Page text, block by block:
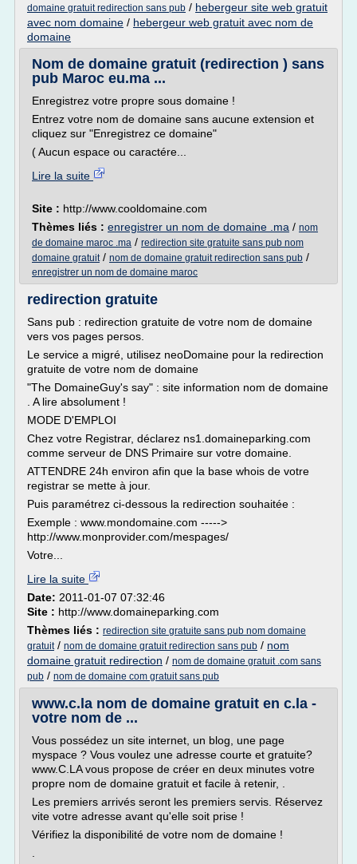
domaine gratuit redirection sans pub / hebergeur site web gratuit
avec nom domaine / hebergeur web gratuit avec nom de
domaine
Nom de domaine gratuit (redirection ) sans
pub Maroc eu.ma ...
Enregistrez votre propre sous domaine !
Entrez votre nom de domaine sans aucune extension et
cliquez sur "Enregistrez ce domaine"
( Aucun espace ou caractére...
Lire la suite
Site : http://www.cooldomaine.com
Thèmes liés : enregistrer un nom de domaine .ma / nom
de domaine maroc .ma / redirection site gratuite sans pub nom
domaine gratuit/ nom de domaine gratuit redirection sans pub /
enregistrer un nom de domaine maroc
redirection gratuite
Sans pub : redirection gratuite de votre nom de domaine
vers vos pages persos.
Le service a migré, utilisez neoDomaine pour la redirection
gratuite de votre nom de domaine
"The DomaineGuy's say" : site information nom de domaine
. A lire absolument !
MODE D'EMPLOI
Chez votre Registrar, déclarez ns1.domaineparking.com
comme serveur de DNS Primaire sur votre domaine.
ATTENDRE 24h environ afin que la base whois de votre
registrar se mette à jour.
Puis paramétrez ci-dessous la redirection souhaitée :
Exemple : www.mondomaine.com ----->
http://www.monprovider.com/mespages/
Votre...
Lire la suite
Date: 2011-01-07 07:32:46
Site : http://www.domaineparking.com
Thèmes liés : redirection site gratuite sans pub nom domaine
gratuit/ nom de domaine gratuit redirection sans pub / nom
domaine gratuit redirection / nom de domaine gratuit .com sans
pub / nom de domaine com gratuit sans pub
www.c.la nom de domaine gratuit en c.la -
votre nom de ...
Vous possédez un site internet, un blog, une page
myspace ? Vous voulez une adresse courte et gratuite?
www.C.LA vous propose de créer en deux minutes votre
propre nom de domaine gratuit et facile à retenir, .
Les premiers arrivés seront les premiers servis. Réservez
vite votre adresse avant qu'elle soit prise !
Vérifiez la disponibilité de votre nom de domaine !